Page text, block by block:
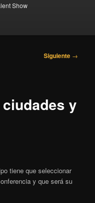
Show
Siguiente →
y
tiene que seleccionar
y que será su